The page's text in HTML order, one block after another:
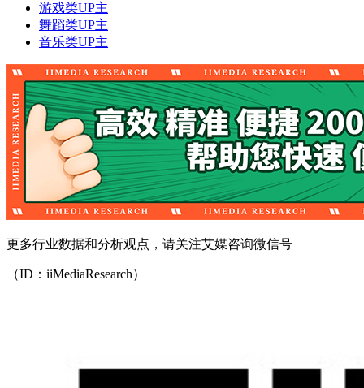
游戏类UP主
舞蹈类UP主
音乐类UP主
更多行业数据和分析观点，请关注艾媒咨询微信号
（ID：iiMediaResearch）